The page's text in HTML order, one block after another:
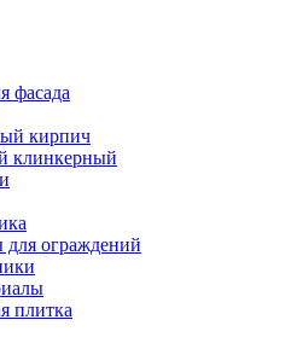
фасада
кирпич
клинкерный
ограждений
плитка